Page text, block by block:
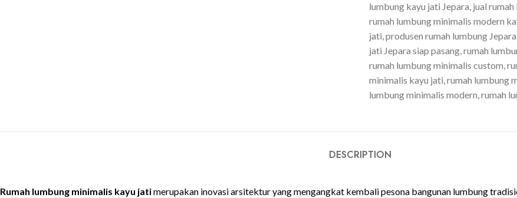
lumbung kayu jati Jepara, jual
rumah lumbung minimalis modern
jati,produsen rumah lumbung Jepara
jati Jepara siap pasang,rumah
rumah lumbung minimalis custom,
minimalis kayu jati,rumah lumbung
lumbung minimalis modern,rumah
DESCRIPTION
Rumah lumbung minimalis kayu jatimerupakan inovasi arsitektur yang mengangkat kembali pesona bangunan lumbung